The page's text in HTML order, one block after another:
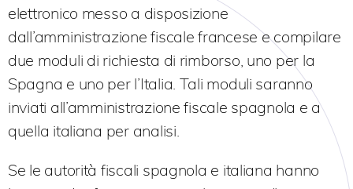
elettronico messo a disposizione
dall’amministrazione fiscale francese e compilare
due moduli di richiesta di rimborso, uno per la
Spagna e uno per l’Italia. Tali moduli saranno
inviati all’amministrazione fiscale spagnola e a
quella italiana per analisi.
Se le autorità fiscali spagnola e italiana hanno